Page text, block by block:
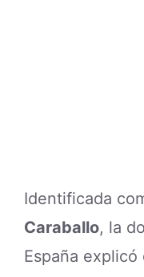
Identificada
Caraballo, la
España